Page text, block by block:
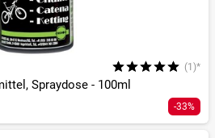
(1)*
Spraydose - 100ml
-33%